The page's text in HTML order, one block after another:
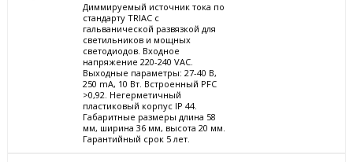
Диммируемый источник тока по
стандарту TRIAC с
гальванической развязкой для
светильников и мощных
светодиодов. Входное
напряжение 220-240 VAC.
Выходные параметры: 27-40 В,
250 mА, 10 Вт. Встроенный PFC
>0,92. Негерметичный
пластиковый корпус IP 44.
Габаритные размеры длина 58
мм, ширина 36 мм, высота 20 мм.
Гарантийный срок 5 лет.